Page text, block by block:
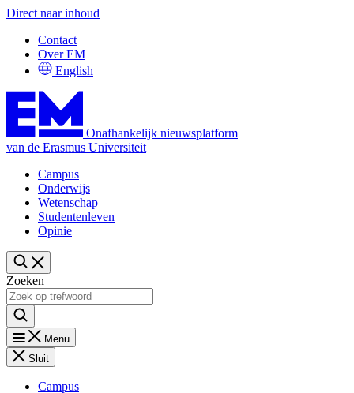
Direct naar inhoud
Contact
Over EM
English
Onafhankelijk nieuwsplatform
van de Erasmus Universiteit
Campus
Onderwijs
Wetenschap
Studentenleven
Opinie
Zoeken
Menu
Sluit
Campus